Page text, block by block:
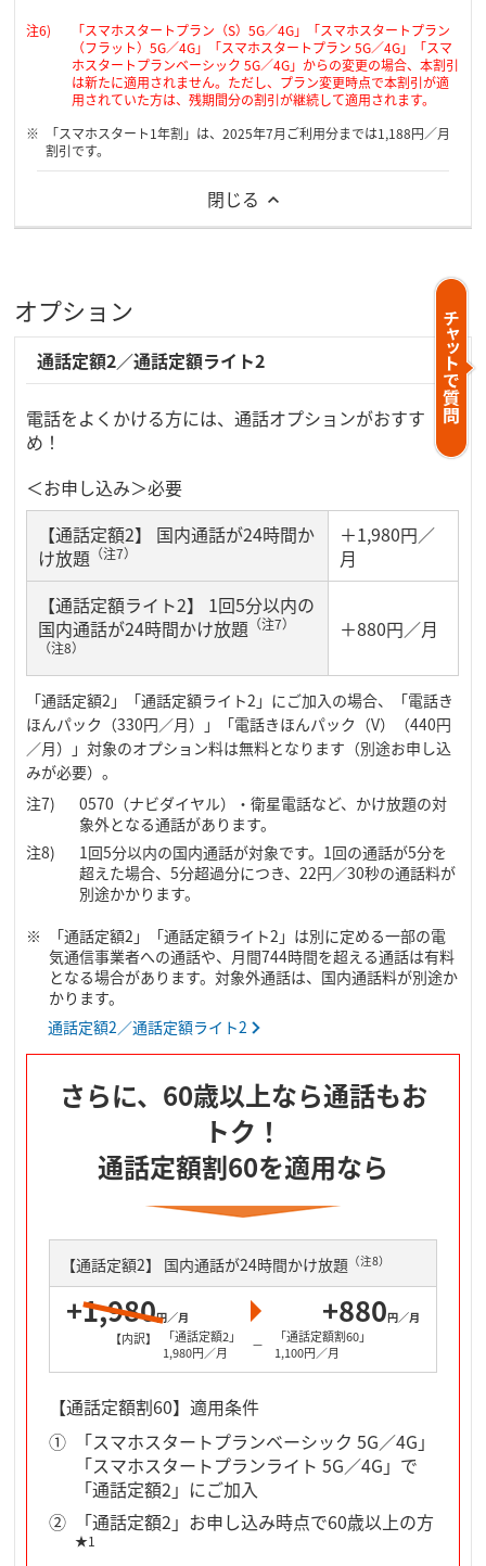
「スマホスタートプラン（S）5G／4G」「スマホスタートプラン
（フラット）5G／4G」「スマホスタートプラン 5G／4G」「スマ
ホスタートプランベーシック 5G／4G」からの変更の場合、本割引
は新たに適用されません。ただし、プラン変更時点で本割引が適
用されていた方は、残期間分の割引が継続して適用されます。
「スマホスタート1年割」は、2025年7月ご利用分までは1,188円／月
割引です。
閉じる
オプション
通話定額2／通話定額ライト2
電話をよくかける方には、通話オプションがおすす
め！
＜お申し込み＞必要
【通話定額2】 国内通話が24時間か
け放題 （注7）
＋1,980円／
月
【通話定額ライト2】 1回5分以内の
国内通話が24時間かけ放題 （注7）
（注8）
＋880円／月
「通話定額2」「通話定額ライト2」にご加入の場合、「電話き
ほんパック（330円／月）」「電話きほんパック（V）（440円
／月）」対象のオプション料は無料となります（別途お申し込
みが必要）。
0570（ナビダイヤル）・衛星電話など、かけ放題の対
象外となる通話があります。
1回5分以内の国内通話が対象です。1回の通話が5分を
超えた場合、5分超過分につき、22円／30秒の通話料が
別途かかります。
「通話定額2」「通話定額ライト2」は別に定める一部の電
気通信事業者への通話や、月間744時間を超える通話は有料
となる場合があります。対象外通話は、国内通話料が別途か
かります。
通話定額2／通話定額ライト2
さらに、60歳以上なら通話もお
トク！
通話定額割60を適用なら
【通話定額2】 国内通話が24時間かけ放題 （注8）
+1,980円／月 +880円／月
【内訳】
「通話定額2」
1,980円／月
－
「通話定額割60」
1,100円／月
【通話定額割60】適用条件
「スマホスタートプランベーシック 5G／4G」
「スマホスタートプランライト 5G／4G」で
「通話定額2」にご加入
「通話定額2」お申し込み時点で60歳以上の方
★1